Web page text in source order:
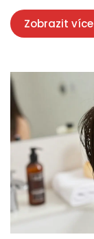
Zobrazit více